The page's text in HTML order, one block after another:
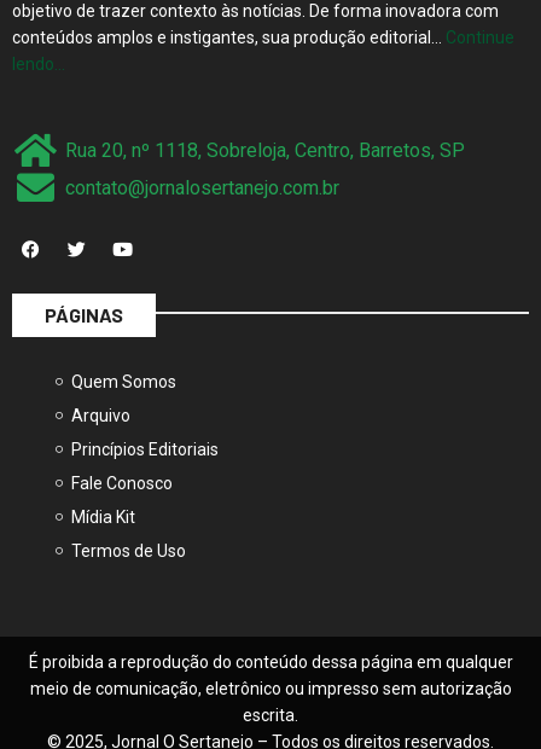
objetivo de trazer contexto às notícias. De forma inovadora com
conteúdos amplos e instigantes, sua produção editorial… Continue
lendo…
Rua 20, nº 1118, Sobreloja, Centro, Barretos, SP
contato@jornalosertanejo.com.br
PÁGINAS
Quem Somos
Arquivo
Princípios Editoriais
Fale Conosco
Mídia Kit
Termos de Uso
É proibida a reprodução do conteúdo dessa página em qualquer
meio de comunicação, eletrônico ou impresso sem autorização
escrita.
© 2025, Jornal O Sertanejo – Todos os direitos reservados.